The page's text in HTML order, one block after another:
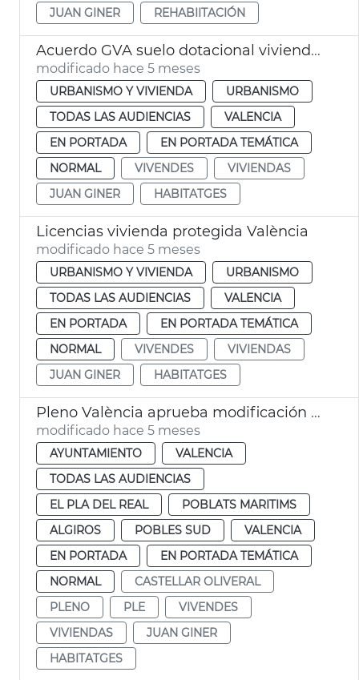
JUAN GINER REHABIITACIÓN
Acuerdo GVA suelo dotacional viviendas València
modificado hace 5 meses
URBANISMO Y VIVIENDA
URBANISMO
TODAS LAS AUDIENCIAS
VALENCIA
EN PORTADA
EN PORTADA TEMÁTICA
NORMAL
VIVENDES
VIVIENDAS
JUAN GINER
HABITATGES
Licencias vivienda protegida València
modificado hace 5 meses
URBANISMO Y VIVIENDA
URBANISMO
TODAS LAS AUDIENCIAS
VALENCIA
EN PORTADA
EN PORTADA TEMÁTICA
NORMAL
VIVENDES
VIVIENDAS
JUAN GINER
HABITATGES
Pleno València aprueba modificación PGOU cambio uso parcelas Telefónica
modificado hace 5 meses
AYUNTAMIENTO
VALENCIA
TODAS LAS AUDIENCIAS
EL PLA DEL REAL
POBLATS MARITIMS
ALGIROS
POBLES SUD
VALENCIA
EN PORTADA
EN PORTADA TEMÁTICA
NORMAL
CASTELLAR OLIVERAL
PLENO
PLE
VIVENDES
VIVIENDAS
JUAN GINER
HABITATGES